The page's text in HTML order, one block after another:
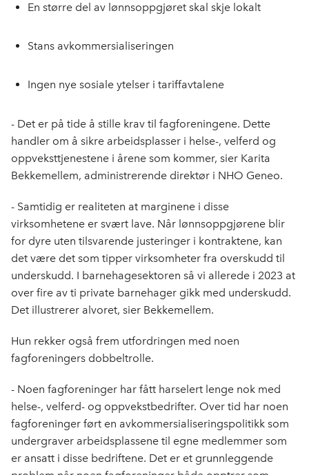
En større del av lønnsoppgjøret skal skje lokalt
Stans avkommersialiseringen
Ingen nye sosiale ytelser i tariffavtalene
- Det er på tide å stille krav til fagforeningene. Dette
handler om å sikre arbeidsplasser i helse-, velferd og
oppveksttjenestene i årene som kommer, sier Karita
Bekkemellem, administrerende direktør i NHO Geneo.
- Samtidig er realiteten at marginene i disse
virksomhetene er svært lave. Når lønnsoppgjørene blir
for dyre uten tilsvarende justeringer i kontraktene, kan
det være det som tipper virksomheter fra overskudd til
underskudd. I barnehagesektoren så vi allerede i 2023 at
over fire av ti private barnehager gikk med underskudd.
Det illustrerer alvoret, sier Bekkemellem.
Hun rekker også frem utfordringen med noen
fagforeningers dobbeltrolle.
- Noen fagforeninger har fått harselert lenge nok med
helse-, velferd- og oppvekstbedrifter. Over tid har noen
fagforeninger ført en avkommersialiseringspolitikk som
undergraver arbeidsplassene til egne medlemmer som
er ansatt i disse bedriftene. Det er et grunnleggende